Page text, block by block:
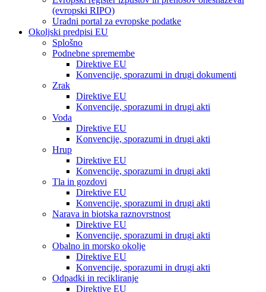
(evropski RIPO)
Uradni portal za evropske podatke
Okoljski predpisi EU
Splošno
Podnebne spremembe
Direktive EU
Konvencije, sporazumi in drugi dokumenti
Zrak
Direktive EU
Konvencije, sporazumi in drugi akti
Voda
Direktive EU
Konvencije, sporazumi in drugi akti
Hrup
Direktive EU
Konvencije, sporazumi in drugi akti
Tla in gozdovi
Direktive EU
Konvencije, sporazumi in drugi akti
Narava in biotska raznovrstnost
Direktive EU
Konvencije, sporazumi in drugi akti
Obalno in morsko okolje
Direktive EU
Konvencije, sporazumi in drugi akti
Odpadki in recikliranje
Direktive EU